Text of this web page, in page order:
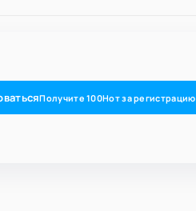
Получите100Нотза регистрацию